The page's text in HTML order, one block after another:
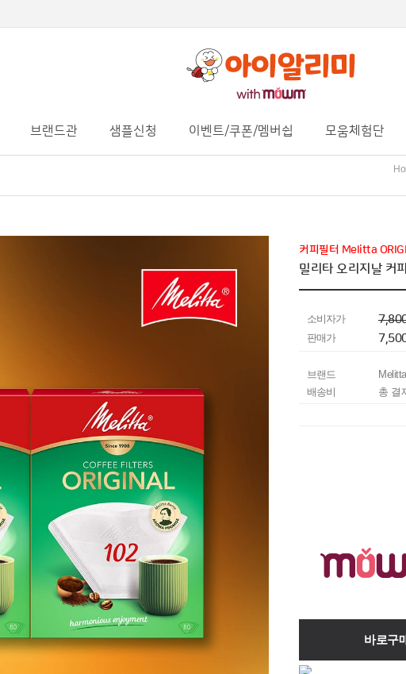
브랜드관 샘플신청 이벤트/쿠폰/멤버쉽 모움체험단
커피필터 Melitta
밀리타 오리지날 커
소비자가
판매가
브랜드
Melitta
배송비
총 결
바로구